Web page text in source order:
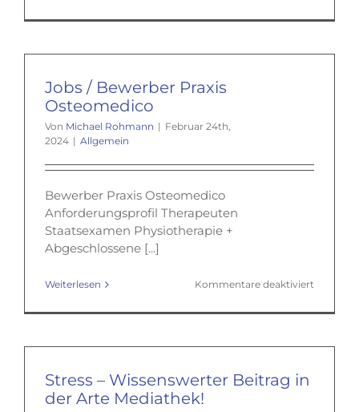
Fasten?
Jobs / Bewerber Praxis
Osteomedico
Von Michael Rohmann | Februar 24th,
2024 | Allgemein
Bewerber Praxis Osteomedico
Anforderungsprofil Therapeuten
Staatsexamen Physiotherapie +
Abgeschlossene [...]
Weiterlesen Kommentare deaktiviert
/
Stress – Wissenswerter Beitrag in
der Arte Mediathek!